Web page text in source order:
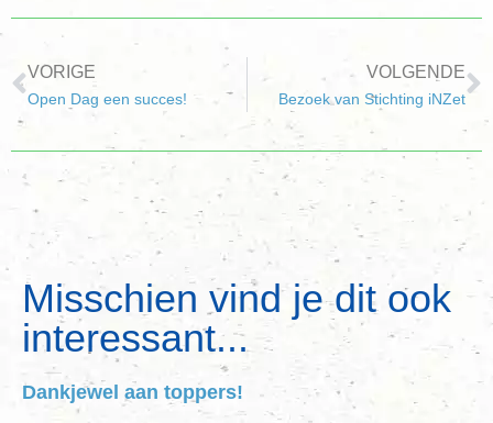
VORIGE
Open Dag een succes!
VOLGENDE
Bezoek van Stichting iNZet
Misschien vind je dit ook
interessant...
Dankjewel aan toppers!